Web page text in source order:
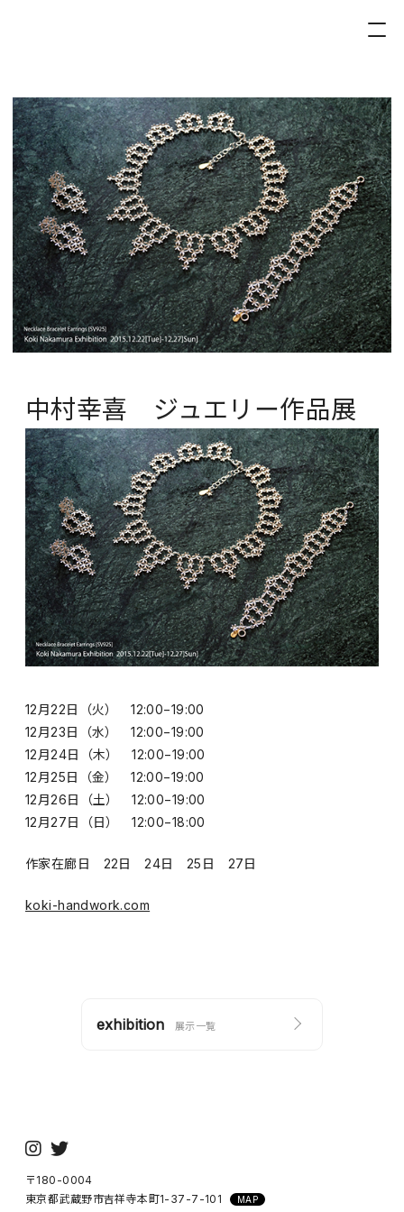
中村幸喜 ジュエリー作品展
12月22日（火） 12:00−19:00
12月23日（水） 12:00−19:00
12月24日（木） 12:00−19:00
12月25日（金） 12:00−19:00
12月26日（土） 12:00−19:00
12月27日（日） 12:00−18:00
作家在廊日 22日 24日 25日 27日
koki-handwork.com
exhibition 展示一覧
〒180-0004
東京都武蔵野市吉祥寺本町1-37-7-101
MAP